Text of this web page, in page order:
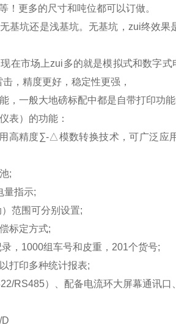
等！更多的尺寸和吨位都可以订做。
基坑还是浅基坑。无基坑，zui终效
在市场上zui多的就是模拟式和数字
，精度更好，稳定性更强，
，一般大地磅标配中都是自带打印功
表）的功能：
高精度∑-△模数转换技术，可广泛应
;
量指示;
范围可分别设置;
标定方式;
， 1000组车号和皮重， 201个货号;
打印多种统计报表;
RS485）、配备电流环大屏幕通讯